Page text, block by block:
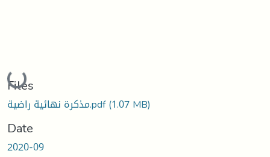
Loading...
Files
مذكرة نهائية راضية.pdf(1.07 MB)
Date
2020-09